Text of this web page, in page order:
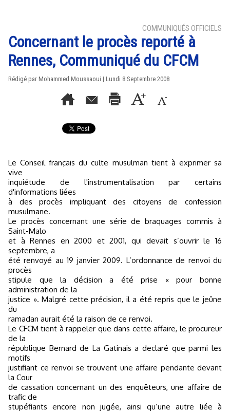
COMMUNIQUÉS OFFICIELS
Concernant le procès reporté à
Rennes, Communiqué du CFCM
Rédigé par Mohammed Moussaoui | Lundi 8 Septembre 2008
Le Conseil français du culte musulman tient à exprimer sa
vive
inquiétude de l'instrumentalisation par certains
d'informations liées
à des procès impliquant des citoyens de confession
musulmane.
Le procès concernant une série de braquages commis à
Saint-Malo
et à Rennes en 2000 et 2001, qui devait s’ouvrir le 16
septembre, a
été renvoyé au 19 janvier 2009. L’ordonnance de renvoi du
procès
stipule que la décision a été prise « pour bonne
administration de la
justice ». Malgré cette précision, il a été repris que le jeûne
du
ramadan aurait été la raison de ce renvoi.
Le CFCM tient à rappeler que dans cette affaire, le procureur
de la
république Bernard de La Gatinais a declaré que parmi les
motifs
justifiant ce renvoi se trouvent une affaire pendante devant
la Cour
de cassation concernant un des enquêteurs, une affaire de
trafic de
stupéfiants encore non jugée, ainsi qu’une autre liée à